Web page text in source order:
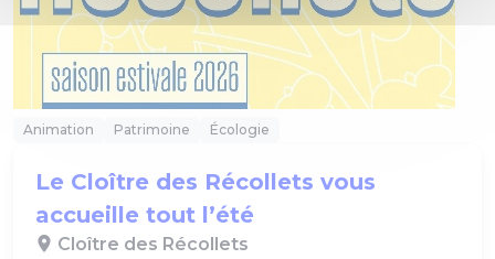
Animation Patrimoine Écologie
Le Cloître des Récollets vous
accueille tout l’été
Cloître des Récollets